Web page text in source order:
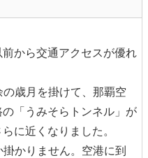
から交通アクセスが優れ
歳月を掛けて、那覇空
「うみそらトンネル」が
に近くなりました。
かりません。空港に到